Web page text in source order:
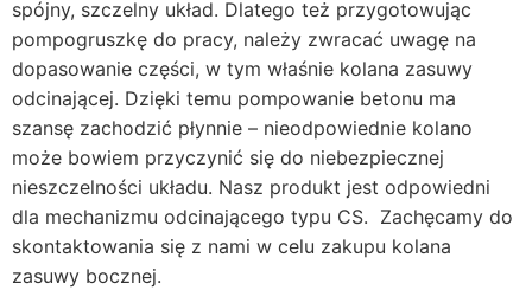
spójny, szczelny układ. Dlatego też przygotowując
pompogruszkę do pracy, należy zwracać uwagę na
dopasowanie części, w tym właśnie kolana zasuwy
odcinającej. Dzięki temu pompowanie betonu ma
szansę zachodzić płynnie – nieodpowiednie kolano
może bowiem przyczynić się do niebezpiecznej
nieszczelności układu. Nasz produkt jest odpowiedni
dla mechanizmu odcinającego typu CS. Zachęcamy do
skontaktowania się z nami w celu zakupu kolana
zasuwy bocznej.